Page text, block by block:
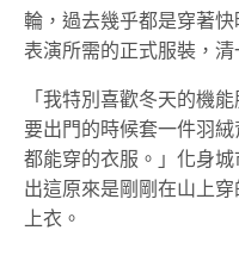
輪，過去幾乎都是穿著
表演所需的正式服裝，
「我特別喜歡冬天的機
要出門的時候套一件羽
都能穿的衣服。」化身
出這原來是剛剛在山上
上衣。